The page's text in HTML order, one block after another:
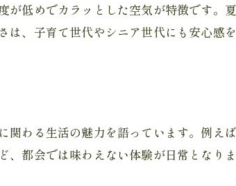
自然豊かな住環境を最大限に活
気候変化に強い住宅選びのポイ
山梨県の自然を活かす工務店選
移住先で信頼できる工務店の見
が低めでカラッとした空気が特徴です
は、子育て世代やシニア世代にも安心感
関わる生活の魅力を語っています。例え
、都会では味わえない体験が日常とな